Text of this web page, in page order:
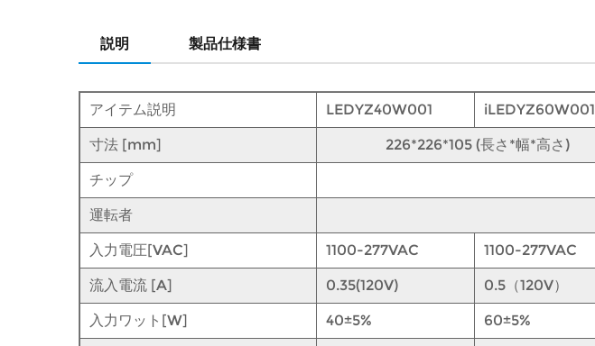
説明 製品仕様書
アイテム説明 LEDYZ40W001 iLEDYZ60W001
寸法 [mm] 226*226*105 (長さ*幅*高さ)
チップ
運転者
入力電圧[VAC] 1100-277VAC 1100-277VAC
流入電流 [A] 0.35(120V) 0.5（120V）
入力ワット[W] 40±5% 60±5%